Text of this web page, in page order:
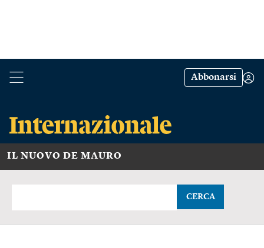
Abbonarsi
IL NUOVO DE MAURO
CERCA